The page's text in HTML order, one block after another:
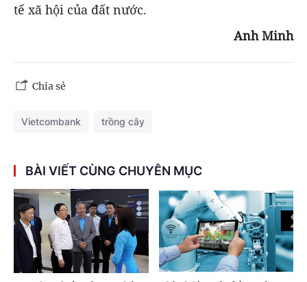
tế xã hội của đất nước.
Anh Minh
Chia sẻ
Vietcombank trồng cây
BÀI VIẾT CÙNG CHUYÊN MỤC